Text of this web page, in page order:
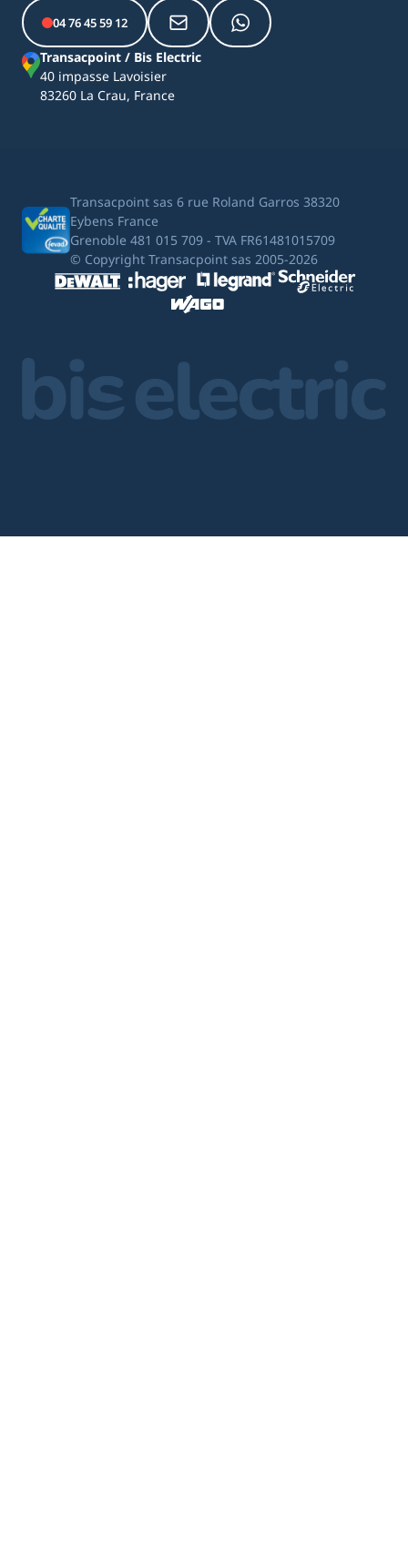
04 76 45 59 12
Transacpoint / Bis Electric
40 impasse Lavoisier
83260 La Crau, France
Transacpoint sas 6 rue Roland Garros 38320
Eybens France
Grenoble 481 015 709 - TVA FR61481015709
© Copyright Transacpoint sas 2005-2026